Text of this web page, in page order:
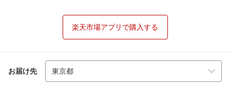
楽天市場アプリで購入する
お届け先